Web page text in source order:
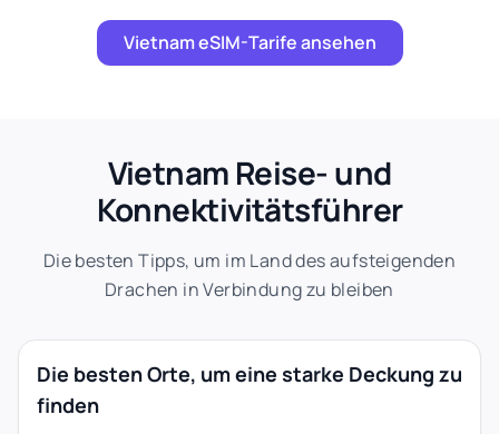
Vietnam eSIM-Tarife ansehen
Vietnam Reise- und
Konnektivitätsführer
Die besten Tipps, um im Land des aufsteigenden
Drachen in Verbindung zu bleiben
Die besten Orte, um eine starke Deckung zu
finden